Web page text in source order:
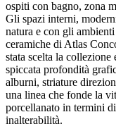
ospiti con bagno, zona
Gli spazi interni,
natura e con gli
ceramiche di Atlas
stata scelta la
spiccata profondità
alburni, striature
una linea che fonde la
porcellanato in termini
inalterabilità.